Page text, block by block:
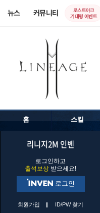
뉴스 커뮤니티
로스트아크
기대평 이벤트
홈 스킬
리니지2M 인벤
로그인하고
출석보상 받으세요!
로그인
회원가입 ID/PW 찾기